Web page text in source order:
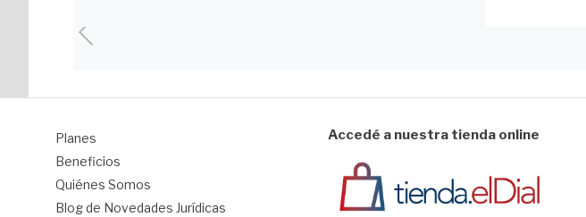
Planes
Beneficios
Quiénes Somos
Blog de Novedades Jurídicas
Accedé a nuestra tienda online